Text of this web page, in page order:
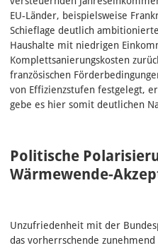
EU-Länder, beispielsweise
Schieflage deutlich
Haushalte mit niedrigen
Komplettsanierungskosten
französischen
von Effizienzstufen festgelegt,
gebe es hier somit deutlichen
Politische
Wärmewende-
Unzufriedenheit mit der
das vorherrschende